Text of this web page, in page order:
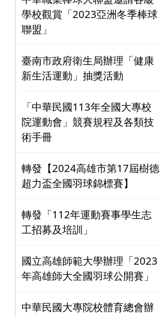
學校觀賞「2023亞洲冬季棒球
聯盟」
臺南市政府衛生局辦理「健康
新生活運動」抽獎活動
「中華民國113年全國大專校
院運動會」競賽規程及各類技
術手冊
轉發【2024高雄市第17屆樹德
超力盃全國羽球錦標賽】
轉發「112年運動賽事學生志
工招募及培訓」
國立高雄師範大學辦理「2023
年高雄師大全國羽球公開賽」
中華民國大專院校體育總會辦